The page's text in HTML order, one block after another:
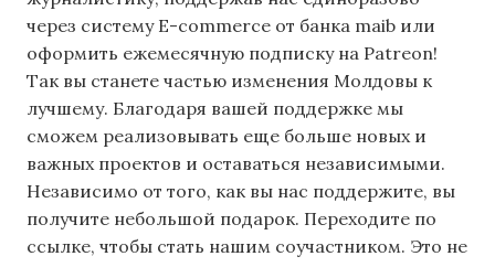
через систему E-commerce от банка maib или
оформить ежемесячную подписку на Patreon!
Так вы станете частью изменения Молдовы к
лучшему. Благодаря вашей поддержке мы
сможем реализовывать еще больше новых и
важных проектов и оставаться независимыми.
Независимо от того, как вы нас поддержите, вы
получите небольшой подарок. Переходите по
ссылке, чтобы стать нашим соучастником. Это не